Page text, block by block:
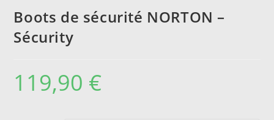
Boots de sécurité NORTON –
Sécurity
119,90 €